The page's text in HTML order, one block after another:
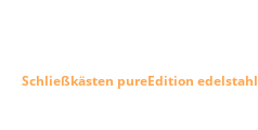
Schließkästen pureEdition edelstahl